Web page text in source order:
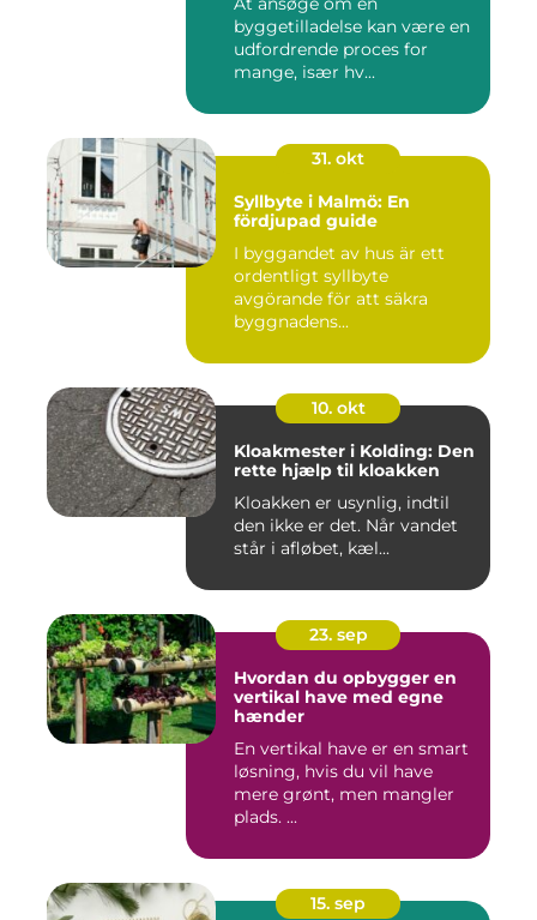
byggetilladelse kan være en
udfordrende proces for
mange, især hv...
31. okt
Syllbyte i Malmö: En
fördjupad guide
I byggandet av hus är ett
ordentligt syllbyte
avgörande för att säkra
byggnadens...
10. okt
Kloakmester i Kolding: Den
rette hjælp til kloakken
Kloakken er usynlig, indtil
den ikke er det. Når vandet
står i afløbet, kæl...
23. sep
Hvordan du opbygger en
vertikal have med egne
hænder
En vertikal have er en smart
løsning, hvis du vil have
mere grønt, men mangler
plads. ...
15. sep